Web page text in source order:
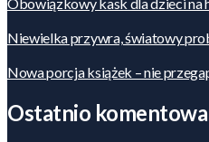
Niewielka przywra, światowy
Nowa porcja książek – nie
Ostatnio